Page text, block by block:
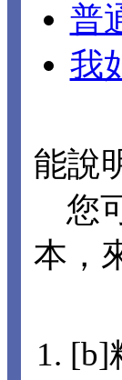
普
我
能說
您
本，
[b]